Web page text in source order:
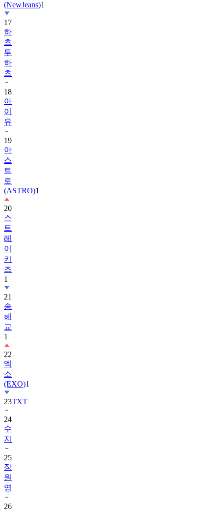
(NewJeans)1
17
하
츠
투
하
츠
18
아
이
유
19
아
스
트
로
(ASTRO)1
20
스
트
레
이
키
즈
1
21
송
혜
교
1
22
엑
소
(EXO)1
23TXT
24
수
지
25
장
원
영
26